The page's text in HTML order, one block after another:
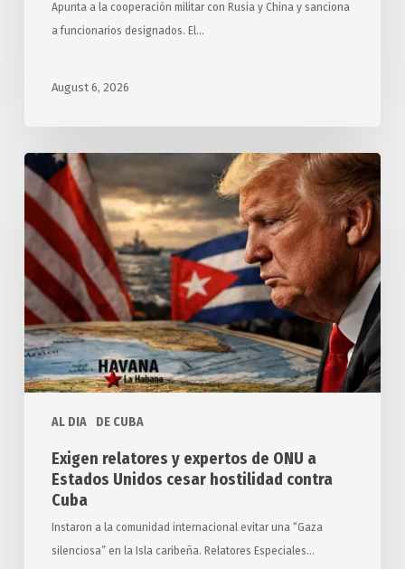
Apunta a la cooperación militar con Rusia y China y sanciona
a funcionarios designados. El…
August 6, 2026
AL DIA DE CUBA
Exigen
relatores
expertos
de
ONU
a
Estados
Unidos
cesar
contra
Exigen relatores y expertos de ONU a
Estados Unidos cesar hostilidad contra
Cuba
Instaron a la comunidad internacional evitar una “Gaza
silenciosa” en la Isla caribeña. Relatores Especiales…